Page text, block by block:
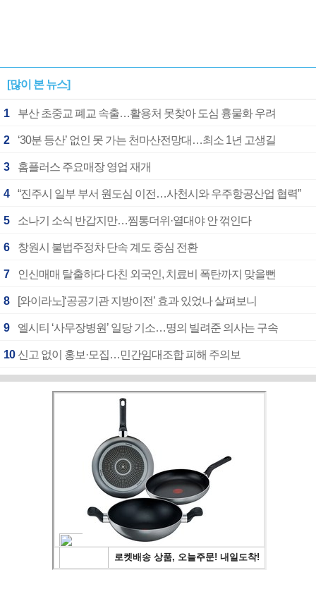
[많이 본 뉴스]
1 부산 초중교 폐교 속출…활용처 못찾아 도심 흉물화 우려
2 ‘30분 등산’ 없인 못 가는 천마산전망대…최소 1년 고생길
3 홈플러스 주요매장 영업 재개
4 “진주시 일부 부서 원도심 이전…사천시와 우주항공산업 협력”
5 소나기 소식 반갑지만…찜통더위·열대야 안 꺾인다
6 창원시 불법주정차 단속 계도 중심 전환
7 인신매매 탈출하다 다친 외국인, 치료비 폭탄까지 맞을뻔
8 [와이라노]‘공공기관 지방이전’ 효과 있었나 살펴보니
9 엘시티 ‘사무장병원’ 일당 기소…명의 빌려준 의사는 구속
10 신고 없이 홍보·모집…민간임대조합 피해 주의보